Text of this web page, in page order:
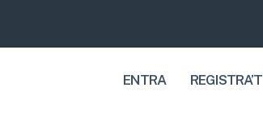
ENTRA REGISTRA’T